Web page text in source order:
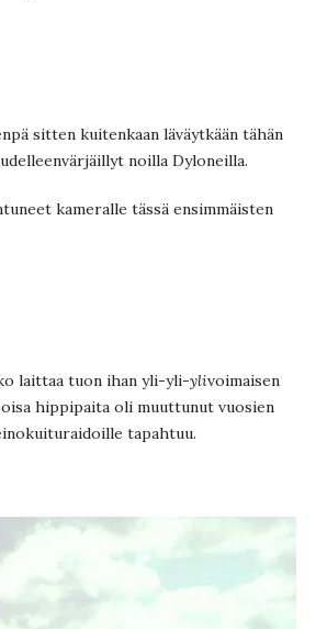
sitten kuitenkaan läväytkään tähän
noilla Dyloneilla.
kameralle tässä ensimmäisten
laittaa tuon ihan yli-yli-ylivoimaisen
hippipaita oli muuttunut vuosien
tapahtuu.